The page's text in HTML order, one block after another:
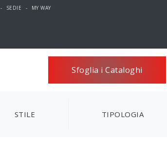
- SEDIE - MY WAY
Sfoglia i Cataloghi
STILE TIPOLOGIA